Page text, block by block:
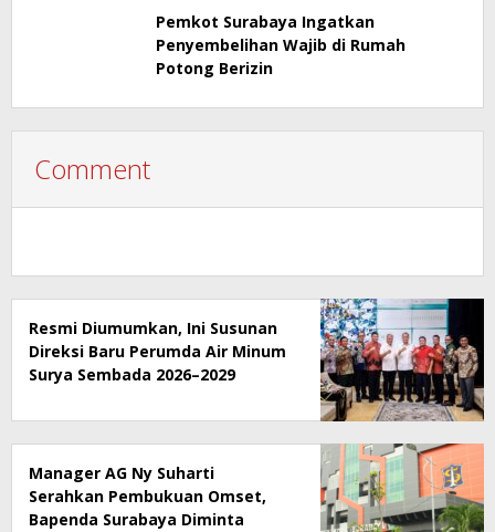
Pemkot Surabaya Ingatkan
Penyembelihan Wajib di Rumah
Potong Berizin
Comment
Resmi Diumumkan, Ini Susunan
Direksi Baru Perumda Air Minum
Surya Sembada 2026–2029
Manager AG Ny Suharti
Serahkan Pembukuan Omset,
Bapenda Surabaya Diminta